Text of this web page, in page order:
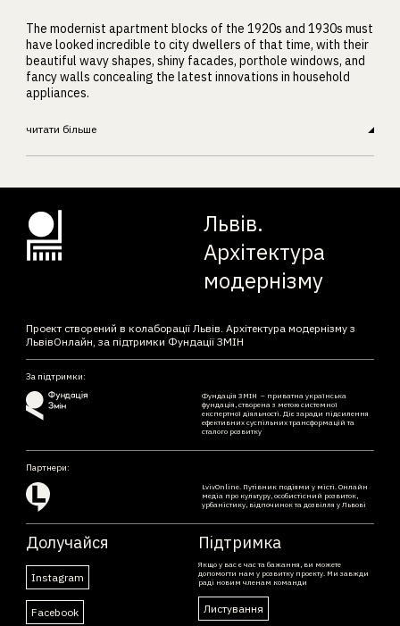
The modernist apartment blocks of the 1920s and 1930s must
have looked incredible to city dwellers of that time, with their
beautiful wavy shapes, shiny facades, porthole windows, and
fancy walls concealing the latest innovations in household
appliances.
читати більше
Львів.
Архітектура
модернізму
Проект створений в колаборації Львів. Архітектура модернізму з
ЛьвівОнлайн, за підтримки Фундації ЗМІН
За підтримки:
Фундація ЗМІН – приватна українська
фундація, створена з метою системної
експертної діяльності. Діє заради підсилення
ефективних суспільних трансформацій та
сталого розвитку
Партнери:
LvivOnline. Путівник подіями у місті. Онлайн
медіа про культуру, особистісний розвиток,
урбаністику, відпочинок та дозвілля у Львові
Долучайся
Instagram
Facebook
Підтримка
Якщо у вас є час та бажання, ви можете
допомогти нам у розвитку проекту. Ми завжди
раді новим членам команди
Листування